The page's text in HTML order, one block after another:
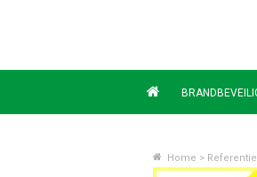
Home >